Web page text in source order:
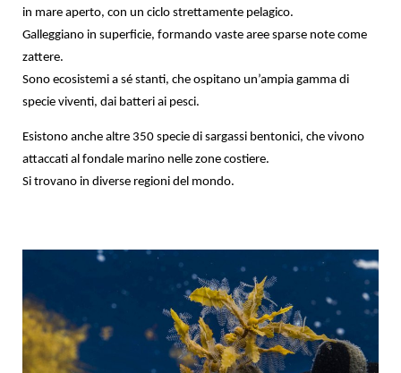
in mare aperto, con un ciclo strettamente pelagico.
Galleggiano in superficie, formando vaste aree sparse note come
zattere.
Sono ecosistemi a sé stanti, che ospitano un’ampia gamma di
specie viventi, dai batteri ai pesci.
Esistono anche altre 350 specie di sargassi bentonici, che vivono
attaccati al fondale marino nelle zone costiere.
Si trovano in diverse regioni del mondo.